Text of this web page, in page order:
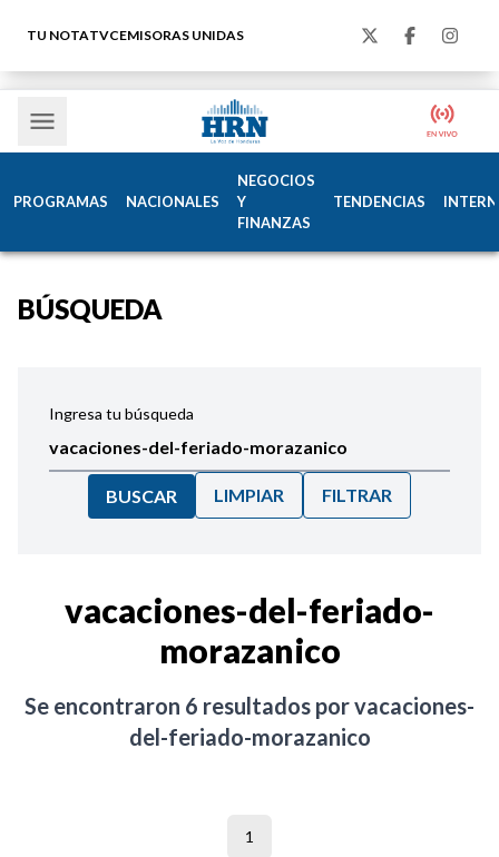
TU NOTATVCEMISORAS UNIDAS
PROGRAMAS NACIONALES
NEGOCIOS
Y
FINANZAS
TENDENCIAS
BÚSQUEDA
Ingresa tu búsqueda
BUSCAR LIMPIAR FILTRAR
vacaciones-del-feriado-
morazanico
Se encontraron 6 resultados porvacaciones-
del-feriado-morazanico
1